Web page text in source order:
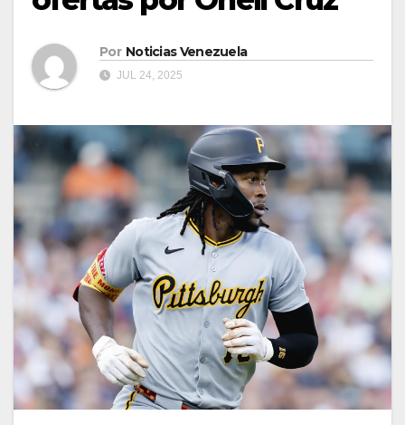
Por Noticias Venezuela
JUL 24, 2025